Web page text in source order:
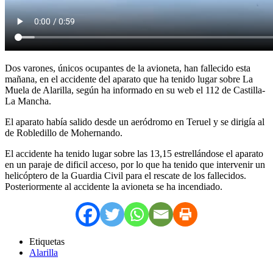
Dos varones, únicos ocupantes de la avioneta, han fallecido esta
mañana, en el accidente del aparato que ha tenido lugar sobre La
Muela de Alarilla, según ha informado en su web el 112 de Castilla-
La Mancha.
El aparato había salido desde un aeródromo en Teruel y se dirigía al
de Robledillo de Mohernando.
El accidente ha tenido lugar sobre las 13,15 estrellándose el aparato
en un paraje de dificil acceso, por lo que ha tenido que intervenir un
helicóptero de la Guardia Civil para el rescate de los fallecidos.
Posteriormente al accidente la avioneta se ha incendiado.
Etiquetas
Alarilla